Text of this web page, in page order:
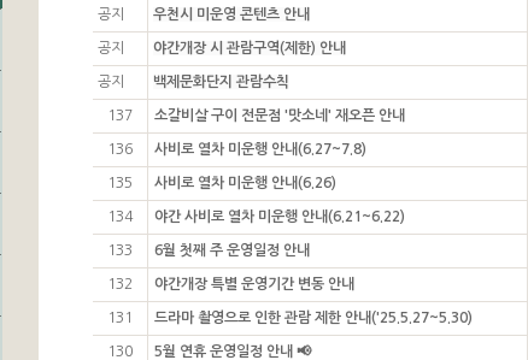
공지 우천시 미운영 콘텐츠 안내
공지 야간개장 시 관람구역(제한) 안내
공지 백제문화단지 관람수칙
137 소갈비살 구이 전문점 '맛소네' 재오픈 안내
136 사비로 열차 미운행 안내(6.27~7.8)
135 사비로 열차 미운행 안내(6.26)
134 야간 사비로 열차 미운행 안내(6.21~6.22)
133 6월 첫째 주 운영일정 안내
132 야간개장 특별 운영기간 변동 안내
131 드라마 촬영으로 인한 관람 제한 안내('25.5.27~5.30)
130 5월 연휴 운영일정 안내 📢